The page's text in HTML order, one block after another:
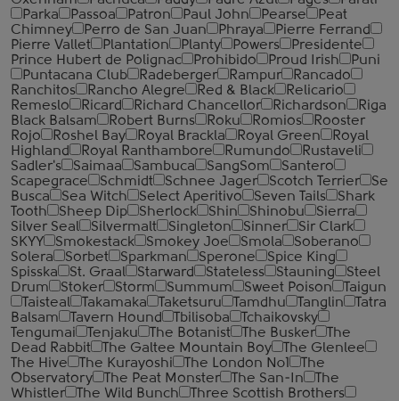
Parka
Passoa Patron Paul John Pearse
Peat
Chimney
Perro de San Juan Phraya
Pierre Ferrand
Pierre Vallet
Plantation Planty Powers
Presidente
Prince Hubert de Polignac
Prohibido Proud Irish
Puni
Puntacana Club
Radeberger Rampur
Rancado
Ranchitos
Rancho Alegre Red & Black
Relicario
Remeslo
Ricard Richard Chancellor Richardson
Riga
Black Balsam
Robert Burns Roku Romios
Rooster
Rojo
Roshel Bay Royal Brackla Royal Green
Royal
Highland
Royal Ranthambore Rumundo
Rustaveli
Sadler's
Saimaa Sambuca SangSom
Santero
Scapegrace
Schmidt Schnee Jager Scotch Terrier
Se
Busca
Sea Witch Select Aperitivo Seven Tails
Shark
Tooth
Sheep Dip Sherlock Shin Shinobu
Sierra
Silver Seal
Silvermalt Singleton Sinner
Sir Clark
SKYY
Smokestack Smokey Joe Smola
Soberano
Solera
Sorbet Sparkman Sperone
Spice King
Spisska
St. Graal Starward Stateless Stauning
Steel
Drum
Stoker Storm Summum Sweet Poison
Taigun
Taisteal
Takamaka Taketsuru Tamdhu Tanglin
Tatra
Balsam
Tavern Hound Tbilisoba
Tchaikovsky
Tengumai
Tenjaku The Botanist The Busker
The
Dead Rabbit
The Galtee Mountain Boy
The Glenlee
The Hive
The Kurayoshi The London №1
The
Observatory
The Peat Monster The San-In
The
Whistler
The Wild Bunch
Three Scottish Brothers